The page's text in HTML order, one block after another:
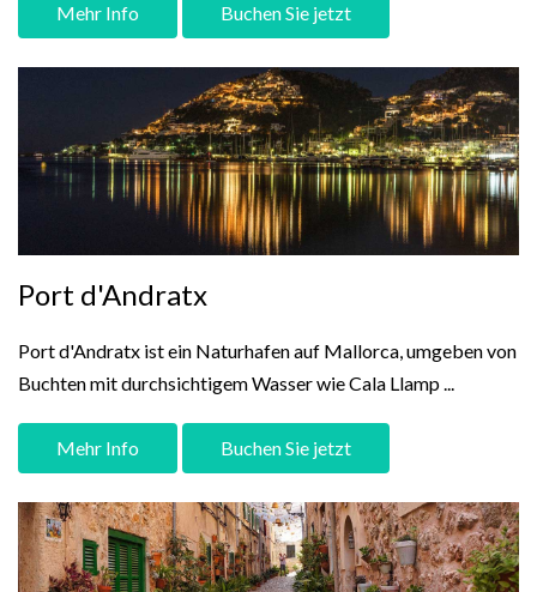
Mehr Info Buchen Sie jetzt
Port d'Andratx
Port d'Andratx ist ein Naturhafen auf Mallorca, umgeben von
Buchten mit durchsichtigem Wasser wie Cala Llamp ...
Mehr Info Buchen Sie jetzt